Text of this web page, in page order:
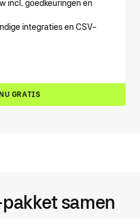
incl. goedkeuringen en
integraties en CSV-
GRATIS
samen